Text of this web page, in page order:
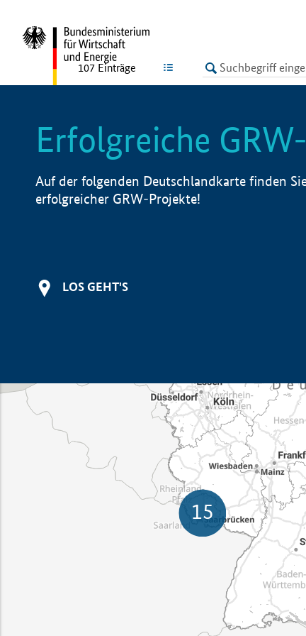
LISTE
107 Einträge
Erfolgreiche
Auf der folgenden Deutschlandkarte finden
erfolgreicher GRW-Projekte!
LOS GEHT'S